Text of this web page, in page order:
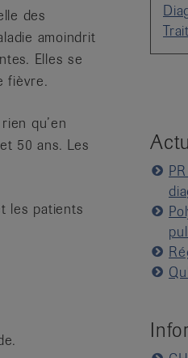
des
amoindrit
Elles se
fièvre.
qu’en
50 ans. Les
les patients